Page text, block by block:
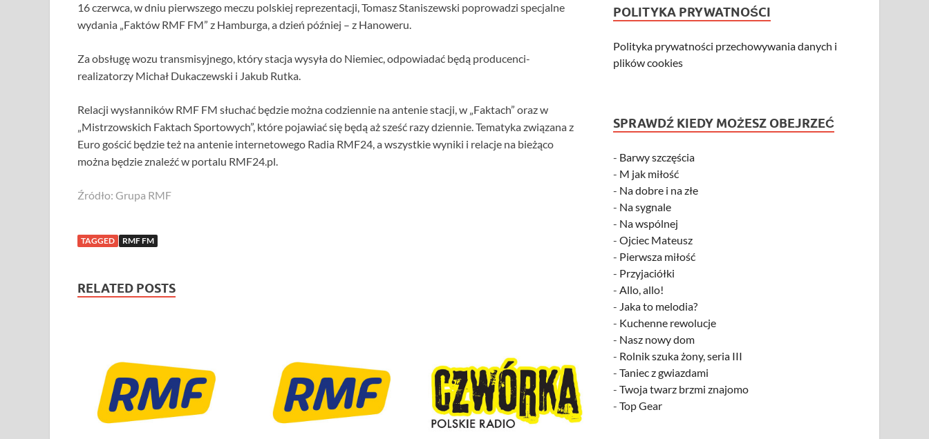
16 czerwca, w dniu pierwszego meczu polskiej reprezentacji, Tomasz Staniszewski poprowadzi specjalne
wydania „Faktów RMF FM” z Hamburga, a dzień później – z Hanoweru.
Za obsługę wozu transmisyjnego, który stacja wysyła do Niemiec, odpowiadać będą producenci-
realizatorzy Michał Dukaczewski i Jakub Rutka.
Relacji wysłanników RMF FM słuchać będzie można codziennie na antenie stacji, w „Faktach” oraz w
„Mistrzowskich Faktach Sportowych”, które pojawiać się będą aż sześć razy dziennie. Tematyka związana z
Euro gościć będzie też na antenie internetowego Radia RMF24, a wszystkie wyniki i relacje na bieżąco
można będzie znaleźć w portalu RMF24.pl.
Źródło: Grupa RMF
TAGGED RMF FM
RELATED POSTS
POLITYKA PRYWATNOŚCI
Polityka prywatności przechowywania danych i
plików cookies
SPRAWDŹ KIEDY MOŻESZ OBEJRZEĆ
- Barwy szczęścia
- M jak miłość
- Na dobre i na złe
- Na sygnale
- Na wspólnej
-Ojciec Mateusz
- Pierwsza miłość
- Przyjaciółki
-Allo, allo!
- Jaka to melodia?
- Kuchenne rewolucje
- Nasz nowy dom
- Rolnik szuka żony, seria III
-Taniec z gwiazdami
-Twoja twarz brzmi znajomo
-Top Gear